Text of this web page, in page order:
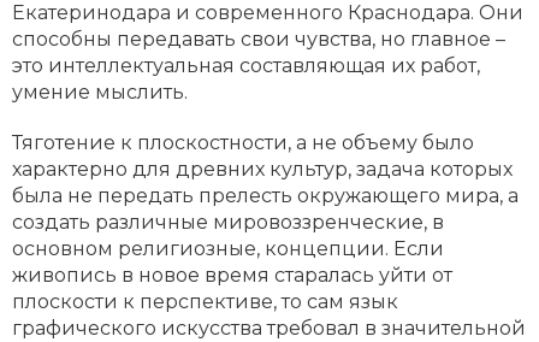
Екатеринодара и современного Краснодара. Они
способны передавать свои чувства, но главное –
это интеллектуальная составляющая их работ,
умение мыслить.
Тяготение к плоскостности, а не объему было
характерно для древних культур, задача которых
была не передать прелесть окружающего мира, а
создать различные мировоззренческие, в
основном религиозные, концепции. Если
живопись в новое время старалась уйти от
плоскости к перспективе, то сам язык
графического искусства требовал в значительной